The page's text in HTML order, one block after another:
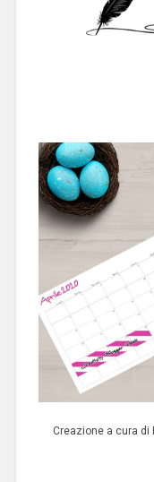
Creazione a cura di